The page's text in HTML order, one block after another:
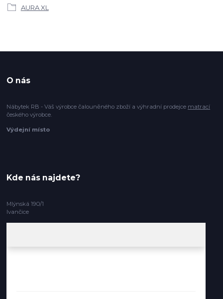
AURA XL
O nás
Nábytek RB - Váš výrobce čalouněného zboží a výhradní prodejce matrací
českého výrobce.
Výdejní místo
Kde nás najdete?
Mlýnská 190/1
Ivančice